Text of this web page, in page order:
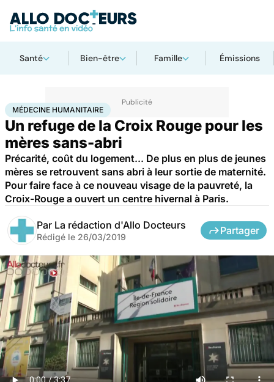
Santé Bien-être Famille Émissions
AccueilSantéMédecine humanitaire
MÉDECINE HUMANITAIRE
Un refuge de la Croix Rouge pour les
mères sans-abri
Précarité, coût du logement... De plus en plus de jeunes
mères se retrouvent sans abri à leur sortie de maternité.
Pour faire face à ce nouveau visage de la pauvreté, la
Croix-Rouge a ouvert un centre hivernal à Paris.
Par La rédaction d'Allo Docteurs
Rédigé le 26/03/2019
Partager